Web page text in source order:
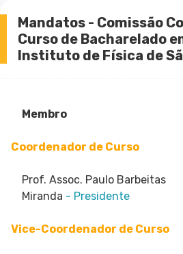
Mandatos - Comissão
Curso de Bacharelado
Instituto de Física de
Membro
Coordenador de Curso
Prof. Assoc. Paulo Barbeitas
Miranda - Presidente
Vice-Coordenador de Curso